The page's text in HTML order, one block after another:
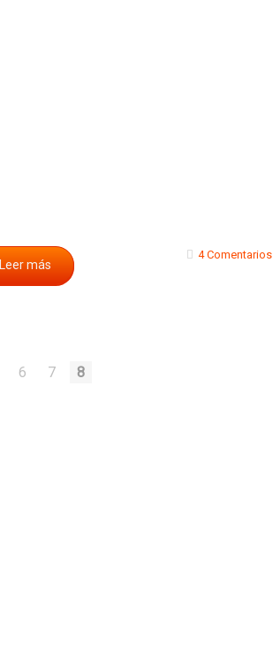
Leer más
4 Comentarios
6 7 8